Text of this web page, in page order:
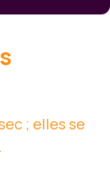
; elles se